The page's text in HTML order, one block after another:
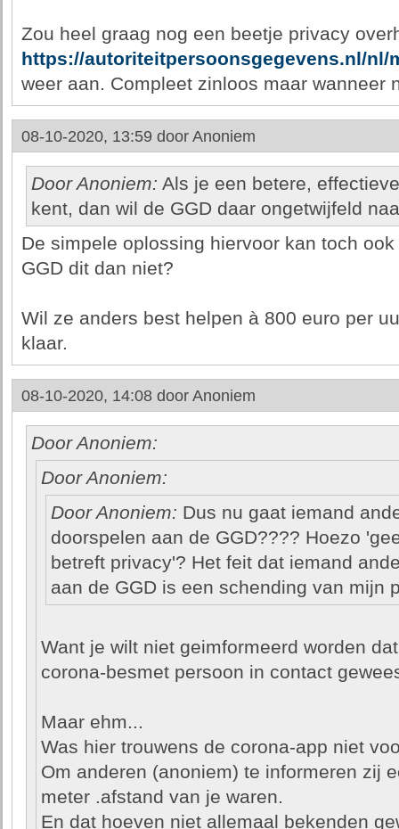
Zou heel graag nog een beetje privacy
https://autoriteitpersoonsgegevens.nl/
weer aan. Compleet zinloos maar wanneer
08-10-2020, 13:59 door Anoniem
Door Anoniem: Als je een betere,
kent, dan wil de GGD daar ongetwijfeld
De simpele oplossing hiervoor kan toch
GGD dit dan niet?
Wil ze anders best helpen à 800 euro per
klaar.
08-10-2020, 14:08 door Anoniem
Door Anoniem:
Door Anoniem:
Door Anoniem: Dus nu gaat iemand
doorspelen aan de GGD???? Hoezo
betreft privacy'? Het feit dat iemand
aan de GGD is een schending van mijn
Want je wilt niet geimformeerd worden
corona-besmet persoon in contact
Maar ehm...
Was hier trouwens de corona-app niet
Om anderen (anoniem) te informeren zij
meter .afstand van je waren.
En dat hoeven niet allemaal bekenden